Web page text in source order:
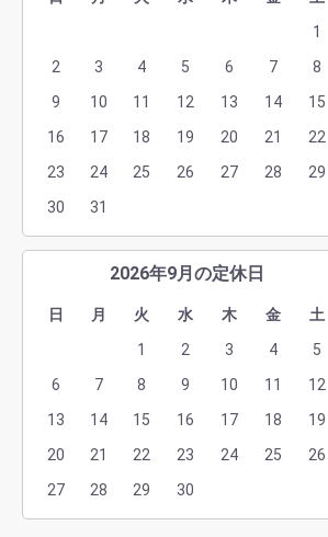
1
2
3 4 5 6 7
8
9
10 11 12 13 14
15
16
17 18 19 20 21
22
23
24 25 26 27 28
29
30
31
2026年9月の定休日
日 月 火 水 木 金
土
1
2 3 4
5
6
7 8 9 10 11
12
13
14 15 16 17 18
19
20
21 22 23 24 25
26
27
28 29 30